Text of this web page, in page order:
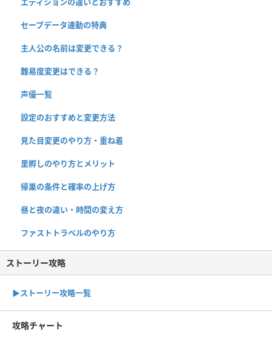
セーブデータ連動の特典
主人公の名前は変更できる？
難易度変更はできる？
声優一覧
設定のおすすめと変更方法
見た目変更のやり方・重ね着
里孵しのやり方とメリット
帰巣の条件と確率の上げ方
昼と夜の違い・時間の変え方
ファストトラベルのやり方
ストーリー攻略
▶︎ストーリー攻略一覧
攻略チャート